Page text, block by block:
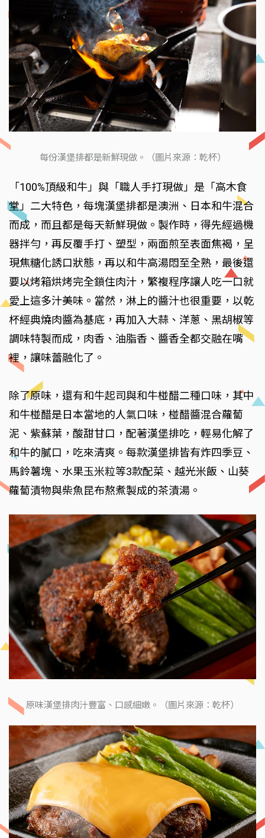
每份漢堡排都是新鮮現做。（圖片來源：乾杯）
「100%頂級和牛」與「職人手打現做」是「高木食
堂」二大特色，每塊漢堡排都是澳洲、日本和牛混合
而成，而且都是每天新鮮現做。製作時，得先經過機
器拌勻，再反覆手打、塑型，兩面煎至表面焦褐，呈
現焦糖化誘口狀態，再以和牛高湯悶至全熟，最後還
要以烤箱烘烤完全鎖住肉汁，繁複程序讓人吃一口就
愛上這多汁美味。當然，淋上的醬汁也很重要，以乾
杯經典燒肉醬為基底，再加入大蒜、洋蔥、黑胡椒等
調味特製而成，肉香、油脂香、醬香全都交融在嘴
裡，讓味蕾融化了。
除了原味，還有和牛起司與和牛椪醋二種口味，其中
和牛椪醋是日本當地的人氣口味，椪醋醬混合蘿蔔
泥、紫蘇葉，酸甜甘口，配著漢堡排吃，輕易化解了
和牛的膩口，吃來清爽。每款漢堡排皆有炸四季豆、
馬鈴薯塊、水果玉米粒等3款配菜、越光米飯、山葵
蘿蔔漬物與柴魚昆布熬煮製成的茶漬湯。
原味漢堡排肉汁豐富、口感細嫩。（圖片來源：乾杯）